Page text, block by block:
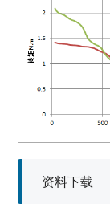
资料下载